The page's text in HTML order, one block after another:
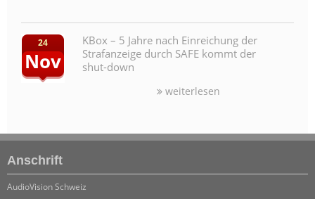
24
Nov
KBox – 5 Jahre nach Einreichung der
Strafanzeige durch SAFE kommt der
shut-down
weiterlesen
Anschrift
AudioVision Schweiz